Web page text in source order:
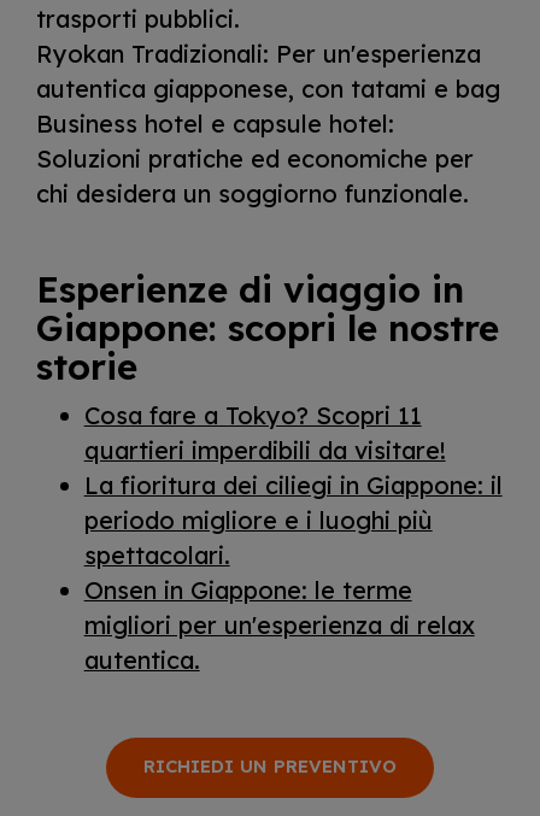
trasporti pubblici.
Ryokan Tradizionali: Per un'esperienza
autentica giapponese, con tatami e bag
Business hotel e capsule hotel:
Soluzioni pratiche ed economiche per
chi desidera un soggiorno funzionale.
Esperienze di viaggio in
Giappone: scopri le nostre
storie
Cosa fare a Tokyo? Scopri 11
quartieri imperdibili da visitare!
La fioritura dei ciliegi in Giappone: il
periodo migliore e i luoghi più
spettacolari.
Onsen in Giappone: le terme
migliori per un'esperienza di relax
autentica.
RICHIEDI UN PREVENTIVO